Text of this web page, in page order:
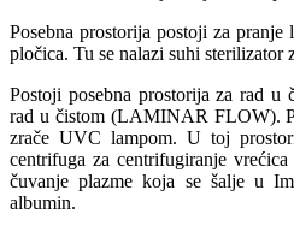
Posebna prostorija postoji za pranje
pločica. Tu se nalazi suhi sterilizator
Postoji posebna prostorija za rad u
rad u čistom (LAMINAR FLOW).
zrače UVC lampom. U toj
centrifuga za centrifugiranje
čuvanje plazme koja se šalje u
albumin.